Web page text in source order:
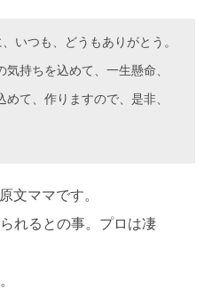
いつも、どうもありがとう。
持ちを込めて、一生懸命、
て、作りますので、是非、
文ママです。
れるとの事。プロは凄